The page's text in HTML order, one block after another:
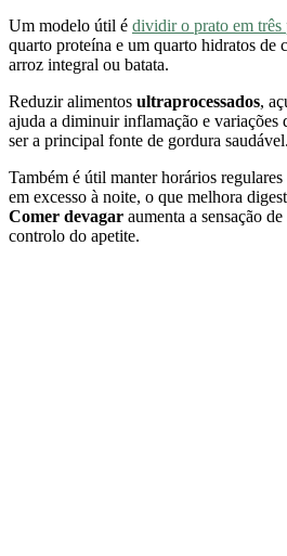
Um modelo útil é dividir o prato em três
quarto proteína e um quarto hidratos de
arroz integral ou batata.
Reduzir alimentos ultraprocessados,
ajuda a diminuir inflamação e variações
ser a principal fonte de gordura saudável.
Também é útil manter horários
em excesso à noite, o que melhora
Comer devagar aumenta a sensação
controlo do apetite.